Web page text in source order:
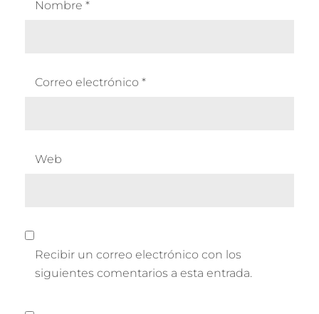
Nombre *
Correo electrónico *
Web
Recibir un correo electrónico con los
siguientes comentarios a esta entrada.